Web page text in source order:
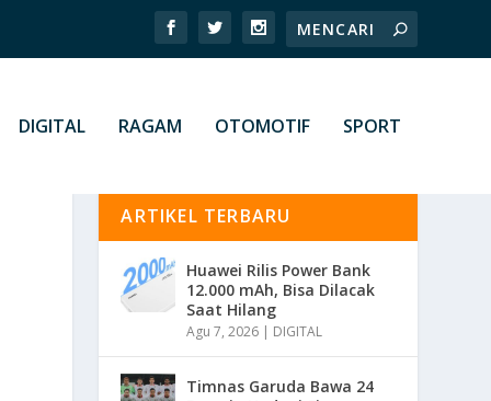
DIGITAL RAGAM OTOMOTIF SPORT
ARTIKEL TERBARU
Huawei Rilis Power Bank
12.000 mAh, Bisa Dilacak
Saat Hilang
Agu 7, 2026 | DIGITAL
Timnas Garuda Bawa 24